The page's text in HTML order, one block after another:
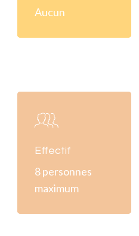
Aucun
Effectif
8 personnes
maximum
more